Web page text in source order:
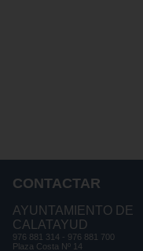
CONTACTAR
AYUNTAMIENTO DE
CALATAYUD
976 881 314 - 976 881 700
Plaza Costa Nº 14